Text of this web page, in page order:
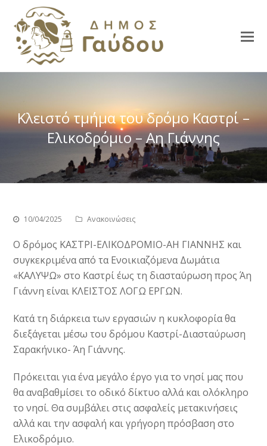
Κλειστό τμήμα του δρόμο Καστρί –
Ελικοδρόμιο – Αη Γιάννης
10/04/2025 Ανακοινώσεις
Ο δρόμος ΚΑΣΤΡΙ-ΕΛΙΚΟΔΡΟΜΙΟ-ΑΗ ΓΙΑΝΝΗΣ και
συγκεκριμένα από τα Ενοικιαζόμενα Δωμάτια
«ΚΑΛΥΨΩ» στο Καστρί έως τη διασταύρωση προς Άη
Γιάννη είναι ΚΛΕΙΣΤΟΣ ΛΟΓΩ ΕΡΓΩΝ.
Κατά τη διάρκεια των εργασιών η κυκλοφορία θα
διεξάγεται μέσω του δρόμου Καστρί-Διασταύρωση
Σαρακήνικο- Άη Γιάννης.
Πρόκειται για ένα μεγάλο έργο για το νησί μας που
θα αναβαθμίσει το οδικό δίκτυο αλλά και ολόκληρο
το νησί. Θα συμβάλει στις ασφαλείς μετακινήσεις
αλλά και την ασφαλή και γρήγορη πρόσβαση στο
Ελικοδρόμιο.